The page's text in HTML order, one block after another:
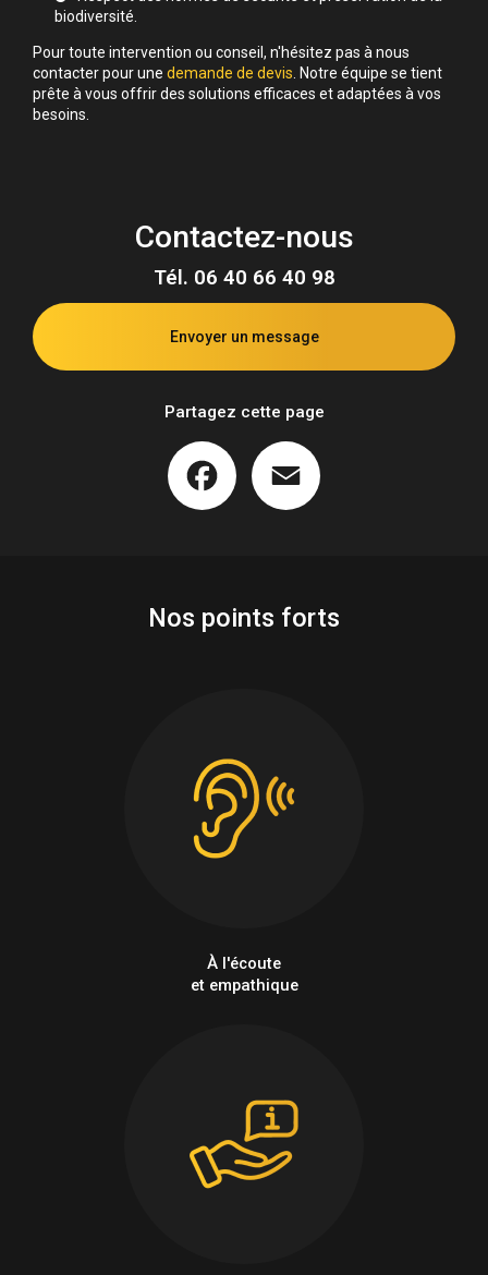
biodiversité.
Pour toute intervention ou conseil, n'hésitez pas à nous
contacter pour une demande de devis . Notre équipe se tient
prête à vous offrir des solutions efficaces et adaptées à vos
besoins.
Contactez-nous
Tél. 06 40 66 40 98
Envoyer un message
Partagez cette page
Facebook
Nos points forts
À l'écoute
et empathique